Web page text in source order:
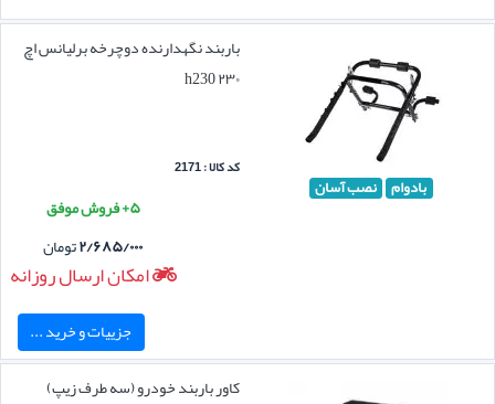
بادوام نصب آسان
باربند نگهدارنده دوچرخه برلیانس اچ
۲۳۰ h230
کد کالا : 2171
۵+ فروش موفق
۲/۶۸۵/۰۰۰تومان
امکان ارسال روزانه
جزییات و خرید ...
کاور باربند خودرو (سه طرف زیپ)